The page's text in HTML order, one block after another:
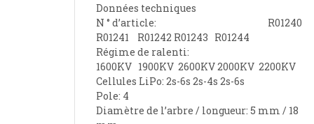
Données techniques
N ° d’article: R01240
R01241 R01242 R01243 R01244
Régime de ralenti:
1600KV 1900KV 2600KV 2000KV 2200KV
Cellules LiPo: 2s-6s 2s-4s 2s-6s
Pole: 4
Diamètre de l’arbre / longueur: 5 mm / 18